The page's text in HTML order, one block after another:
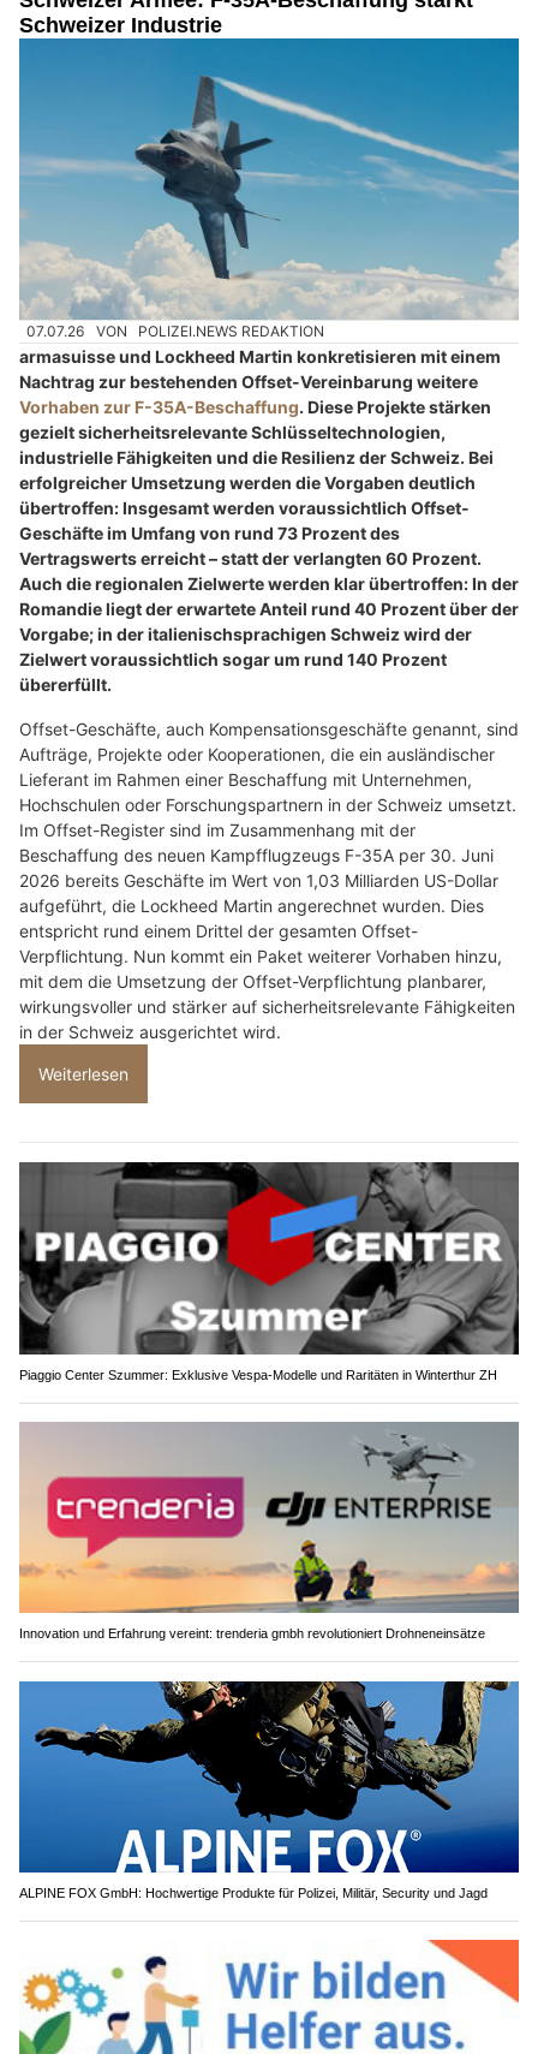
Schweizer Industrie
07.07.26 VON POLIZEI.NEWS REDAKTION
armasuisse und Lockheed Martin konkretisieren mit einem
Nachtrag zur bestehenden Offset-Vereinbarung weitere
Vorhaben zur F-35A-Beschaffung. Diese Projekte stärken
gezielt sicherheitsrelevante Schlüsseltechnologien,
industrielle Fähigkeiten und die Resilienz der Schweiz. Bei
erfolgreicher Umsetzung werden die Vorgaben deutlich
übertroffen: Insgesamt werden voraussichtlich Offset-
Geschäfte im Umfang von rund 73 Prozent des
Vertragswerts erreicht – statt der verlangten 60 Prozent.
Auch die regionalen Zielwerte werden klar übertroffen: In der
Romandie liegt der erwartete Anteil rund 40 Prozent über der
Vorgabe; in der italienischsprachigen Schweiz wird der
Zielwert voraussichtlich sogar um rund 140 Prozent
übererfüllt.
Offset-Geschäfte, auch Kompensationsgeschäfte genannt, sind
Aufträge, Projekte oder Kooperationen, die ein ausländischer
Lieferant im Rahmen einer Beschaffung mit Unternehmen,
Hochschulen oder Forschungspartnern in der Schweiz umsetzt.
Im Offset-Register sind im Zusammenhang mit der
Beschaffung des neuen Kampfflugzeugs F-35A per 30. Juni
2026 bereits Geschäfte im Wert von 1,03 Milliarden US-Dollar
aufgeführt, die Lockheed Martin angerechnet wurden. Dies
entspricht rund einem Drittel der gesamten Offset-
Verpflichtung. Nun kommt ein Paket weiterer Vorhaben hinzu,
mit dem die Umsetzung der Offset-Verpflichtung planbarer,
wirkungsvoller und stärker auf sicherheitsrelevante Fähigkeiten
in der Schweiz ausgerichtet wird.
Weiterlesen
Piaggio Center Szummer: Exklusive Vespa-Modelle und Raritäten in Winterthur ZH
Innovation und Erfahrung vereint: trenderia gmbh revolutioniert Drohneneinsätze
ALPINE FOX GmbH: Hochwertige Produkte für Polizei, Militär, Security und Jagd